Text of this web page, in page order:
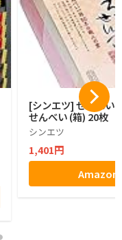
[シンエツ] せんべい
せんべい (箱) 20枚
シンエツ
1,401円
Amazon